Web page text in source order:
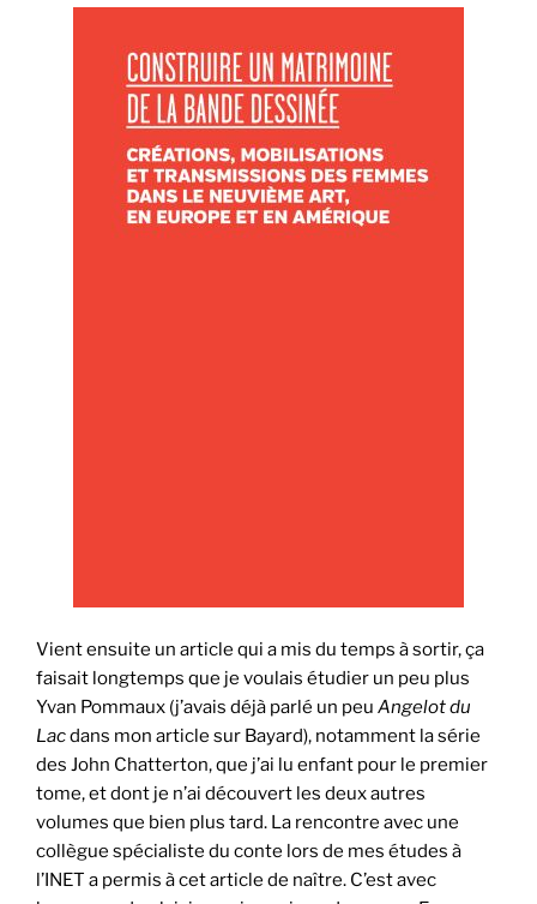
Vient ensuite un article qui a mis du temps à sortir, ça
faisait longtemps que je voulais étudier un peu plus
Yvan Pommaux (j’avais déjà parlé un peu Angelot du
Lacdans mon article sur Bayard), notamment la série
des John Chatterton, que j’ai lu enfant pour le premier
tome, et dont je n’ai découvert les deux autres
volumes que bien plus tard. La rencontre avec une
collègue spécialiste du conte lors de mes études à
l’INET a permis à cet article de naître. C’est avec